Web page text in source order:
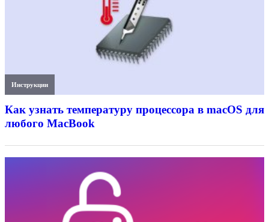
Инструкции
Как узнать температуру процессора в macOS для
любого MacBook